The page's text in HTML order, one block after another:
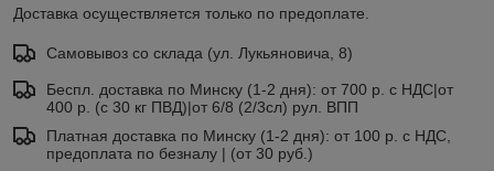
Доставка осуществляется только по предоплате.
Самовывоз со склада (ул. Лукьяновича, 8)
Беспл. доставка по Минску (1-2 дня): от 700 р. с НДС|от
400 р. (с 30 кг ПВД)|от 6/8 (2/3сл) рул. ВПП
Платная доставка по Минску (1-2 дня): от 100 р. с НДС,
предоплата по безналу | (от 30 руб.)